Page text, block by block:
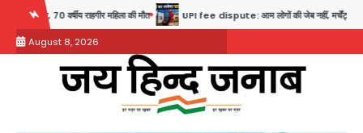
content
की मौत UPI fee dispute: आम लोगों की जेब नहीं, मर्चेंट्स पर बोझ, पर पर्दे के पीछे ट्रंप का
August 8, 2026